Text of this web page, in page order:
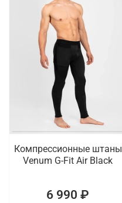
Компрессионные штаны
Venum G-Fit Air Black
6 990 ₽